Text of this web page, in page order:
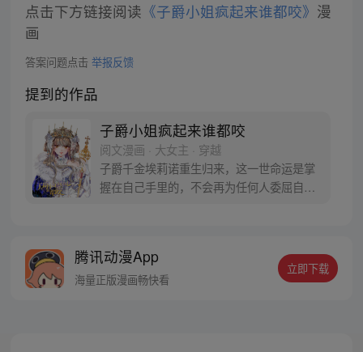
点击下方链接阅读 《子爵小姐疯起来谁都咬》 漫
画
答案问题点击 举报反馈
提到的作品
子爵小姐疯起来谁都咬
阅文漫画 · 大女主 · 穿越
子爵千金埃莉诺重生归来，这一世命运是掌
握在自己手里的，不会再为任何人委屈自
腾讯动漫App
海量正版漫画畅快看
立即下载